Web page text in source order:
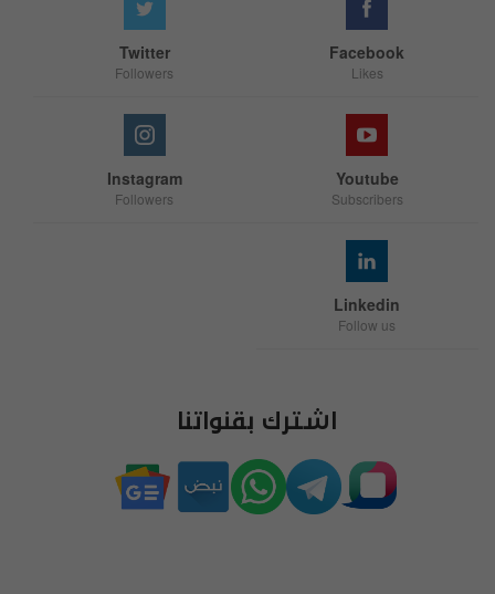
Facebook
Likes
Twitter
Followers
Youtube
Subscribers
Instagram
Followers
Linkedin
Follow us
اشترك بقنواتنا